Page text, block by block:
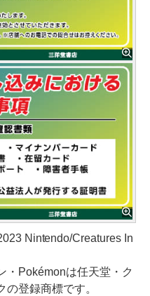
Nintendo/Creatures In
・Pokémonは任天堂・ク
の登録商標です。